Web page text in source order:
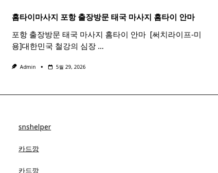
홈타이마사지 포항 출장방문 태국 마사지 홈타이 안마​
포항 출장방문 태국 마사지 홈타이 안마​ ​ [써치라이프-미
용]대한민국 철강의 심장 ...
Admin 5월 29, 2026
snshelper
카드깡
카드깡